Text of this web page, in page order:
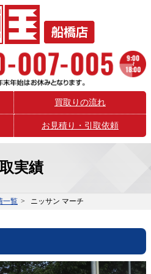
買取りの流れ
お見積り・引取依頼
実績
一覧 ニッサン マーチ